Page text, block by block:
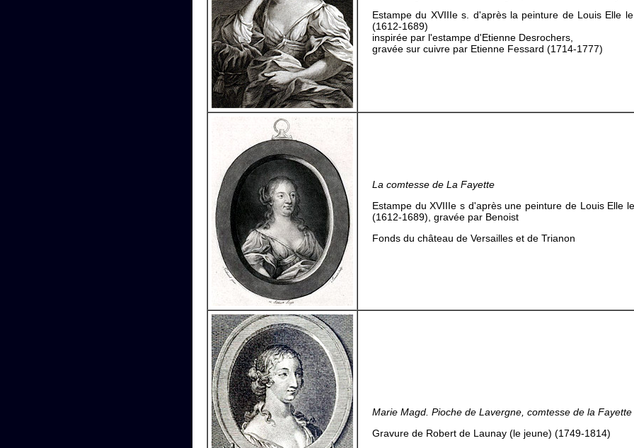
Estampe du XVIIIe s. d'après la peinture de Louis Elle
(1612-1689)
inspirée par l'estampe d'Etienne Desrochers,
gravée sur cuivre par Etienne Fessard (1714-1777)
La comtesse de La Fayette
Estampe du XVIIIe s d'après une peinture de Louis Elle
(1612-1689), gravée par Benoist
Fonds du château de Versailles et de Trianon
Marie Magd. Pioche de Lavergne, comtesse de la Fayette
Gravure de Robert de Launay (le jeune) (1749-1814)